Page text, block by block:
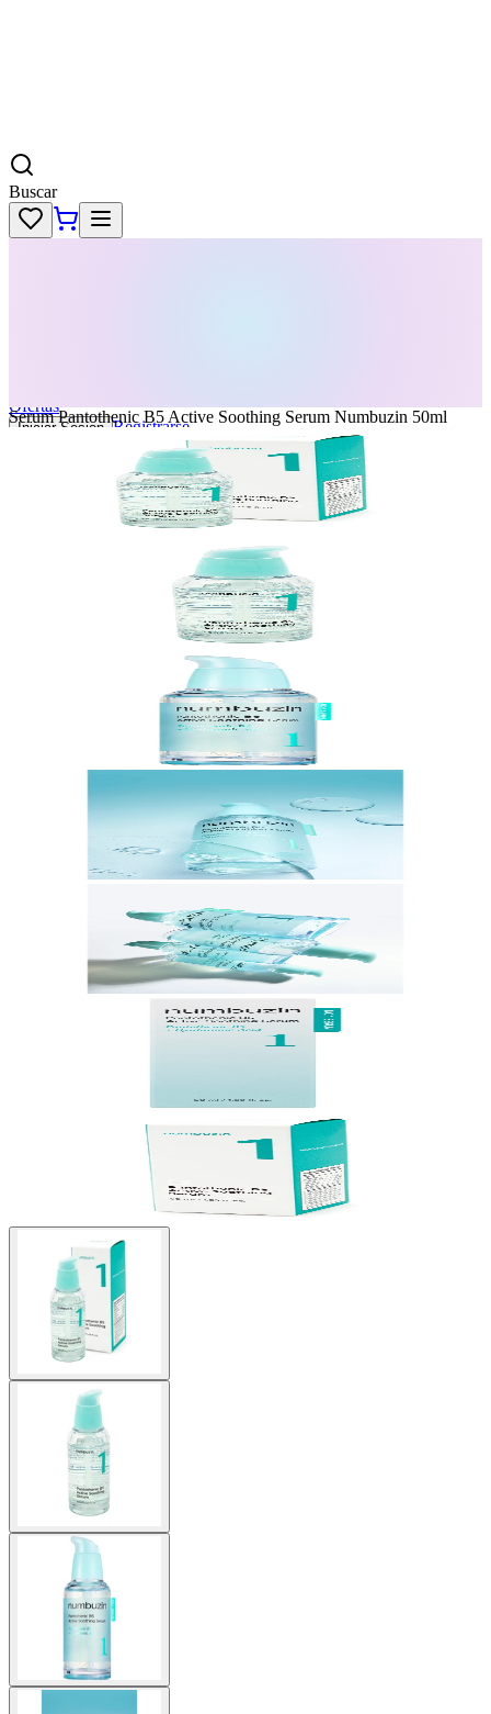
Buscar
Ofertas
Iniciar Sesion Registrarse
Serum Pantothenic B5 Active Soothing Serum Numbuzin 50ml